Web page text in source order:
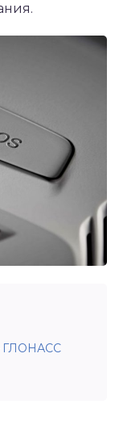
ГЛОНАСС